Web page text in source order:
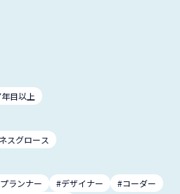
目以上
スグロース
ランナー #デザイナー
#コーダー